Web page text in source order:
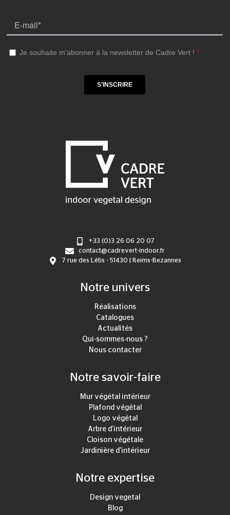
+33 (0)3 26 06 20 07
contact@cadrevert-indoor.fr
7 rue des Létis - 51430 | Reims-Bezannes
Notre univers
Réalisations
Catalogues
Actualités
Qui-sommes-nous ?
Nous contacter
Notre savoir-faire
Mur végétal intérieur
Plafond végétal
Logo végétal
Arbre d'intérieur
Cloison végétale
Jardinière d'intérieur
Notre expertise
Design vegetal
Blog